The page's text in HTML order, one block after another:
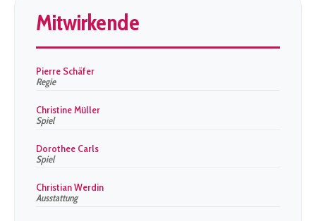
Mitwirkende
Pierre Schäfer
Regie
Christine Müller
Spiel
Dorothee Carls
Spiel
Christian Werdin
Ausstattung